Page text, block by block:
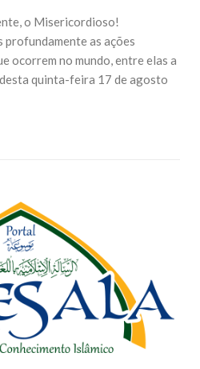
o Misericordioso!
profundamente as ações
ocorrem no mundo, entre elas a
quinta-feira 17 de agosto